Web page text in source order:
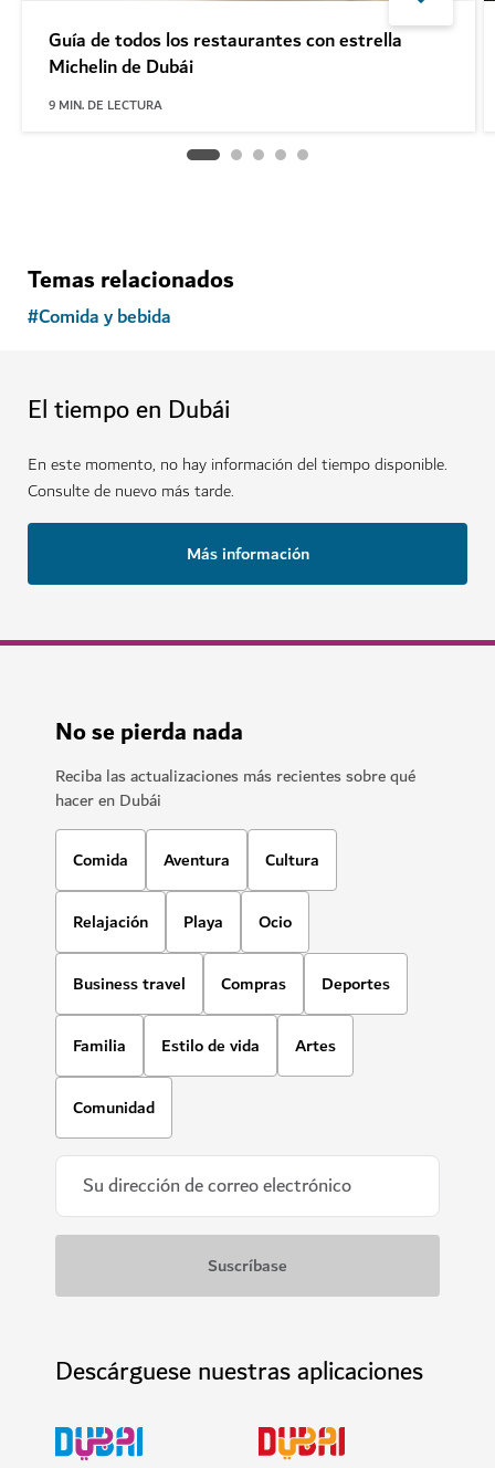
Guía de todos los restaurantes con estrella
Michelin de Dubái
9 MIN. DE LECTURA
Temas relacionados
#Comida y bebida
El tiempo en Dubái
En este momento, no hay información del tiempo disponible.
Consulte de nuevo más tarde.
Más información
No se pierda nada
Reciba las actualizaciones más recientes sobre qué
hacer en Dubái
Comida Aventura Cultura
Relajación Playa Ocio
Business travel Compras Deportes
Familia Estilo de vida Artes
Comunidad
Descárguese nuestras aplicaciones